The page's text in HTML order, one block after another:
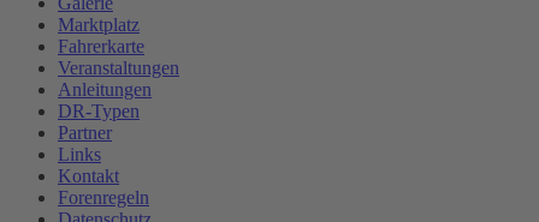
Marktplatz
Fahrerkarte
Veranstaltungen
Anleitungen
DR-Typen
Partner
Links
Kontakt
Forenregeln